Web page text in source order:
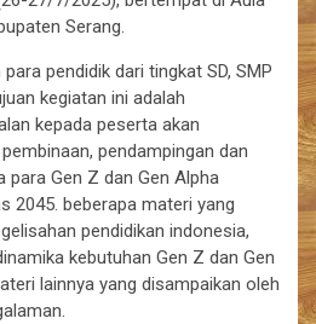
Serang.
pendidik dari tingkat SD, SMP
kegiatan ini adalah
kepada peserta akan
pendampingan dan
para Gen Z dan Gen Alpha
2045. beberapa materi yang
pendidikan indonesia,
kebutuhan Gen Z dan Gen
lainnya yang disampaikan oleh